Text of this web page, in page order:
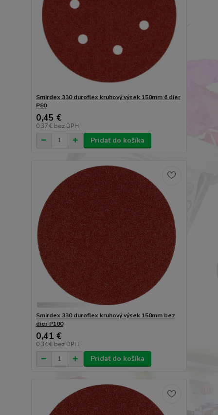
Smirdex 330 duroflex kruhový výsek 150mm 6 dier
P80
0,45 €
0,37 € bez DPH
Pridať do košíka
Smirdex 330 duroflex kruhový výsek 150mm bez
dier P100
0,41 €
0,34 € bez DPH
Pridať do košíka